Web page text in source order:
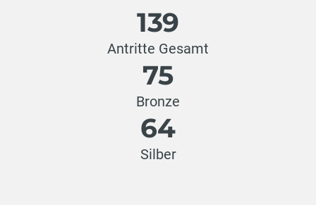
139
Antritte Gesamt
75
Bronze
64
Silber